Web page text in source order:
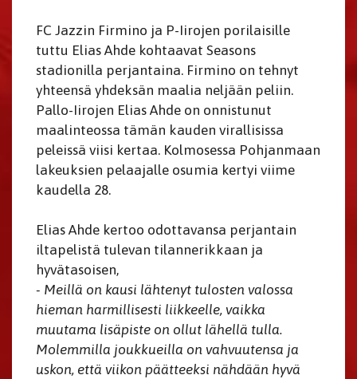
FC Jazzin Firmino ja P-Iirojen porilaisille
tuttu Elias Ahde kohtaavat Seasons
stadionilla perjantaina. Firmino on tehnyt
yhteensä yhdeksän maalia neljään peliin.
Pallo-Iirojen Elias Ahde on onnistunut
maalinteossa tämän kauden virallisissa
peleissä viisi kertaa. Kolmosessa Pohjanmaan
lakeuksien pelaajalle osumia kertyi viime
kaudella 28.
Elias Ahde kertoo odottavansa perjantain
iltapelistä tulevan tilannerikkaan ja
hyvätasoisen,
- Meillä on kausi lähtenyt tulosten valossa
hieman harmillisesti liikkeelle, vaikka
muutama lisäpiste on ollut lähellä tulla.
Molemmilla joukkueilla on vahvuutensa ja
uskon, että viikon päätteeksi nähdään hyvä